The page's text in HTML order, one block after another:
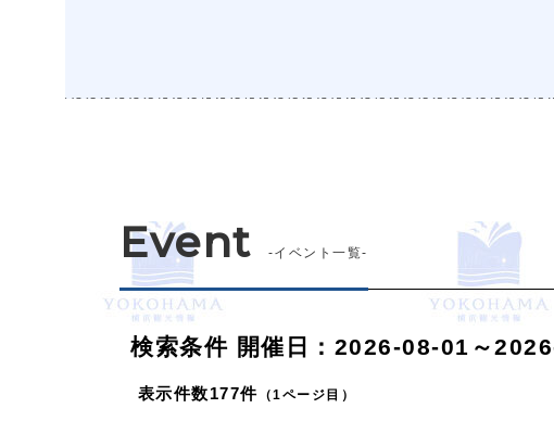
Event -イベント一覧-
検索条件 開催日：2026-08-01～
表示件数177件 （1ページ目）